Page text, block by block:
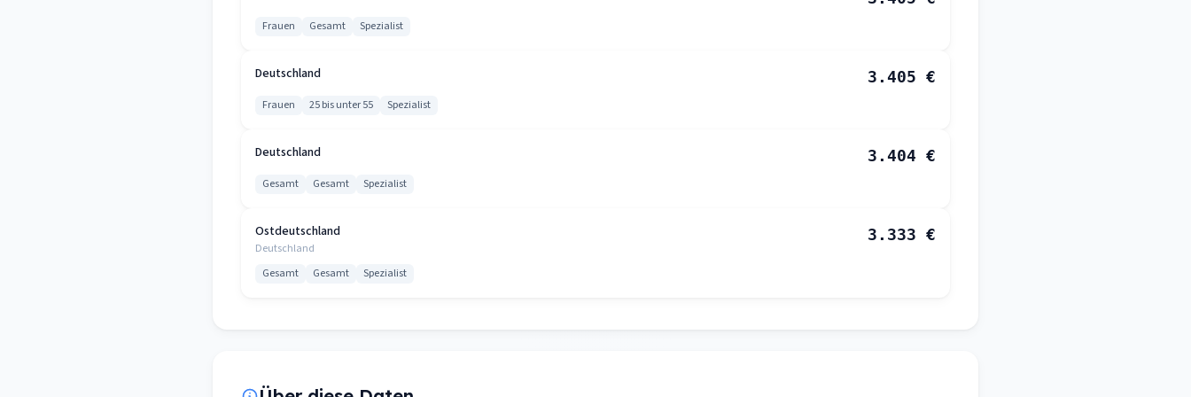
Frauen Gesamt Spezialist
Deutschland 3.405 €
Frauen 25 bis unter 55 Spezialist
Deutschland 3.404 €
Gesamt Gesamt Spezialist
Ostdeutschland
Deutschland
3.333 €
Gesamt Gesamt Spezialist